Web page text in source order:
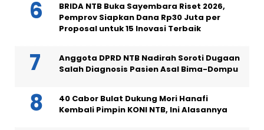
BRIDA NTB Buka Sayembara Riset 2026,
Pemprov Siapkan Dana Rp30 Juta per
Proposal untuk 15 Inovasi Terbaik
Anggota DPRD NTB Nadirah Soroti Dugaan
Salah Diagnosis Pasien Asal Bima-Dompu
40 Cabor Bulat Dukung Mori Hanafi
Kembali Pimpin KONI NTB, Ini Alasannya